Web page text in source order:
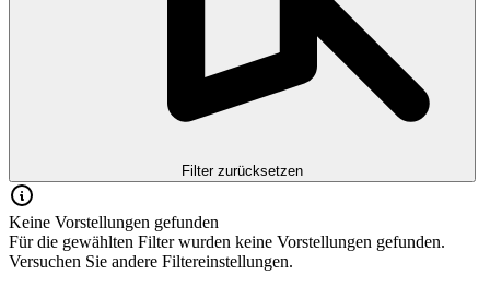
Filter zurücksetzen
Keine Vorstellungen gefunden
Für die gewählten Filter wurden keine Vorstellungen gefunden.
Versuchen Sie andere Filtereinstellungen.